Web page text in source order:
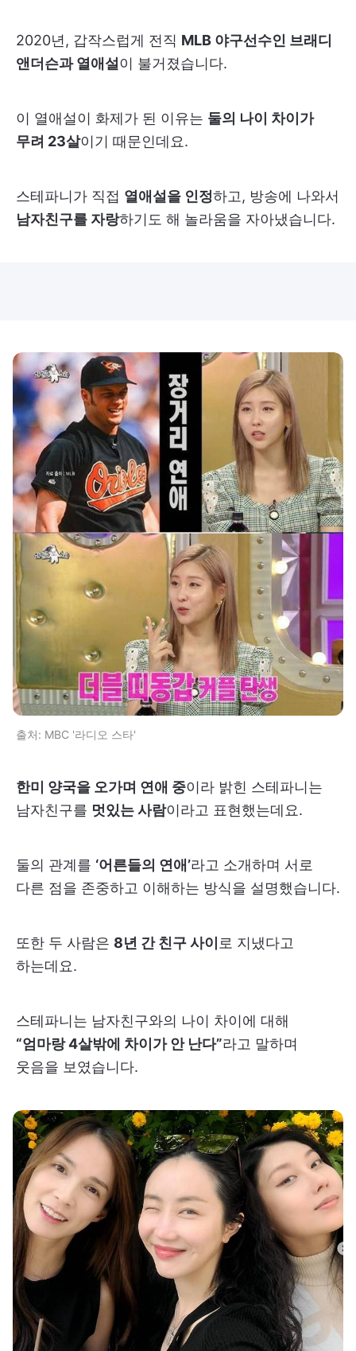
2020년, 갑작스럽게 전직 MLB 야구선수인 브래디
앤더슨과 열애설이 불거졌습니다.
이 열애설이 화제가 된 이유는 둘의 나이 차이가
무려 23살이기 때문인데요.
스테파니가 직접 열애설을 인정하고, 방송에 나와서
남자친구를 자랑하기도 해 놀라움을 자아냈습니다.
출처: MBC '라디오 스타'
한미 양국을 오가며 연애 중이라 밝힌 스테파니는
남자친구를 멋있는 사람이라고 표현했는데요.
둘의 관계를 ‘어른들의 연애’라고 소개하며 서로
다른 점을 존중하고 이해하는 방식을 설명했습니다.
또한 두 사람은 8년 간 친구 사이 로 지냈다고
하는데요.
스테파니는 남자친구와의 나이 차이에 대해
“엄마랑 4살밖에 차이가 안 난다”라고 말하며
웃음을 보였습니다.